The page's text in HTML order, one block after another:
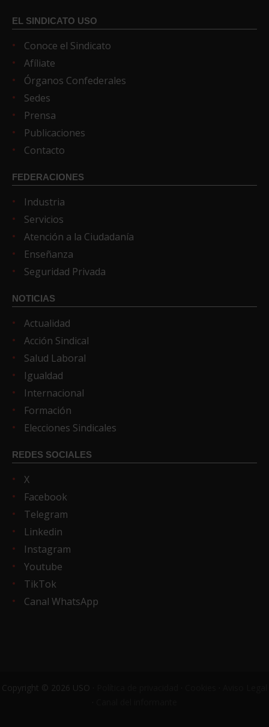
EL SINDICATO USO
Conoce el Sindicato
Afíliate
Órganos Confederales
Sedes
Prensa
Publicaciones
Contacto
FEDERACIONES
Industria
Servicios
Atención a la Ciudadanía
Enseñanza
Seguridad Privada
NOTICIAS
Actualidad
Acción Sindical
Salud Laboral
Igualdad
Internacional
Formación
Elecciones Sindicales
REDES SOCIALES
X
Facebook
Telegram
Linkedin
Instagram
Youtube
TikTok
Canal WhatsApp
Copyright © 2026 USO ·